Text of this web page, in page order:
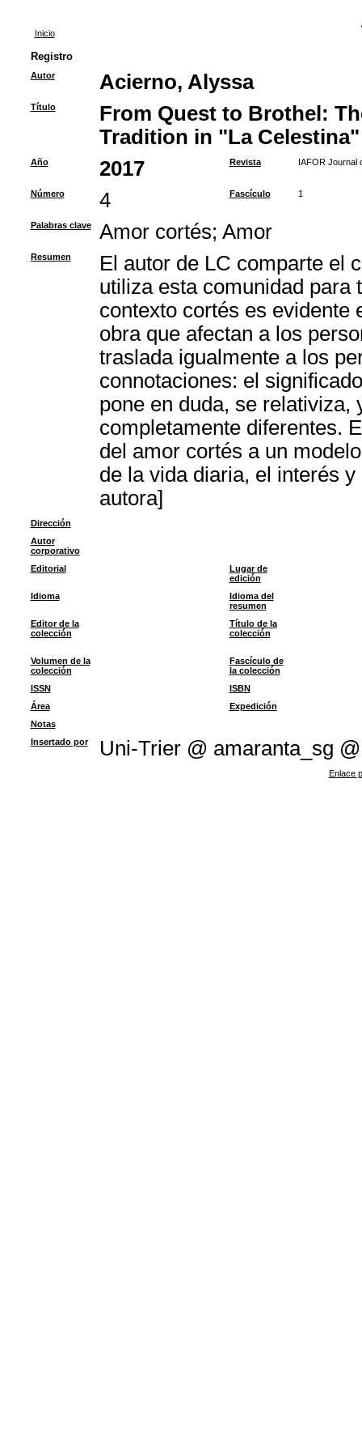
Inicio
Registro
Autor Acierno, Alyssa
Título
From Quest to Brothel:
Tradition in "La Celestina"
Año 2017 Revista IAFOR Journal
Número 4 Fascículo 1
Palabras clave Amor cortés; Amor
Resumen
El autor de LC comparte el
utiliza esta comunidad para
contexto cortés es evidente
obra que afectan a los
traslada igualmente a los
connotaciones: el
pone en duda, se
completamente diferentes.
del amor cortés a un
de la vida diaria, el interés
autora]
Dirección
Autor
corporativo
Editorial
Lugar de
edición
Idioma
Idioma del
resumen
Editor de la
colección
Título de la
colección
Volumen de la
colección
Fascículo de
la colección
ISSN
ISBN
Área
Expedición
Notas
Insertado por
Uni-Trier @ amaranta_sg @
Enlace